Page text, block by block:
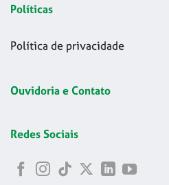
Políticas
Política de privacidade
Ouvidoria e Contato
Redes Sociais